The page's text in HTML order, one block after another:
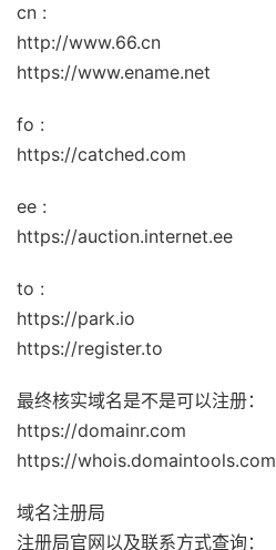
cn :
http://www.66.cn
https://www.ename.net
fo :
https://catched.com
ee :
https://auction.internet.ee
to :
https://park.io
https://register.to
最终核实域名是不是可以注册：
https://domainr.com
https://whois.domaintools.com
域名注册局
注册局官网以及联系方式查询：